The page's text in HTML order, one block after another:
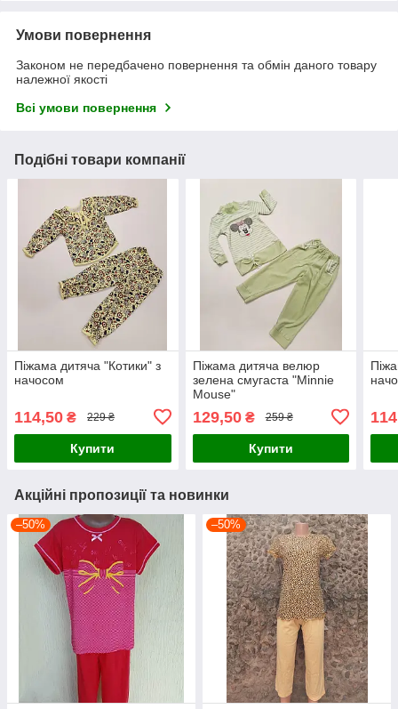
Умови повернення
Законом не передбачено повернення та обмін даного товару
належної якості
Всі умови повернення
Подібні товари компанії
Піжама дитяча "Котики" з
начосом
114,50 ₴ 229 ₴
Купити
Піжама дитяча велюр
зелена смугаста "Minnie
Mouse"
129,50₴ 259 ₴
Купити
Акційні пропозиції та новинки
–50% –50%